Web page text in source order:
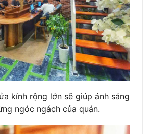
kính rộng lớn sẽ giúp ánh sáng
ngóc ngách của quán.